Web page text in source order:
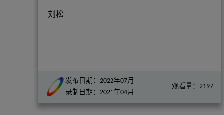
刘松
发布日期：2022年07月
录制日期：2021年04月
观看量：2197